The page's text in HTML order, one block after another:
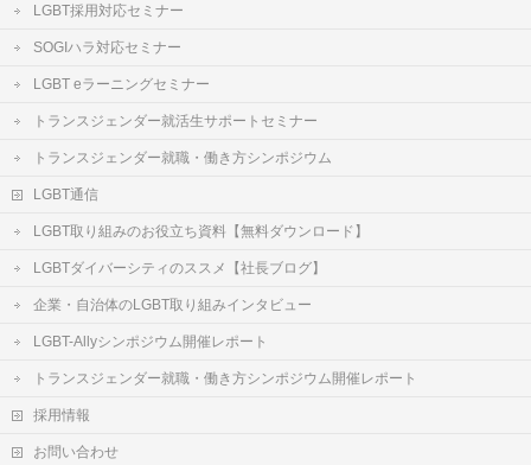
LGBT採用対応セミナー
SOGIハラ対応セミナー
LGBT eラーニングセミナー
トランスジェンダー就活生サポートセミナー
トランスジェンダー就職・働き方シンポジウム
LGBT通信
LGBT取り組みのお役立ち資料【無料ダウンロード】
LGBTダイバーシティのススメ【社長ブログ】
企業・自治体のLGBT取り組みインタビュー
LGBT-Allyシンポジウム開催レポート
トランスジェンダー就職・働き方シンポジウム開催レポート
採用情報
お問い合わせ